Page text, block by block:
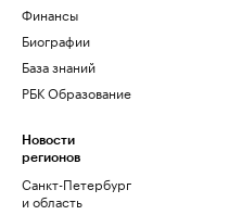
Финансы
Биографии
База знаний
РБК Образование
Новости
регионов
Санкт-Петербург
и область